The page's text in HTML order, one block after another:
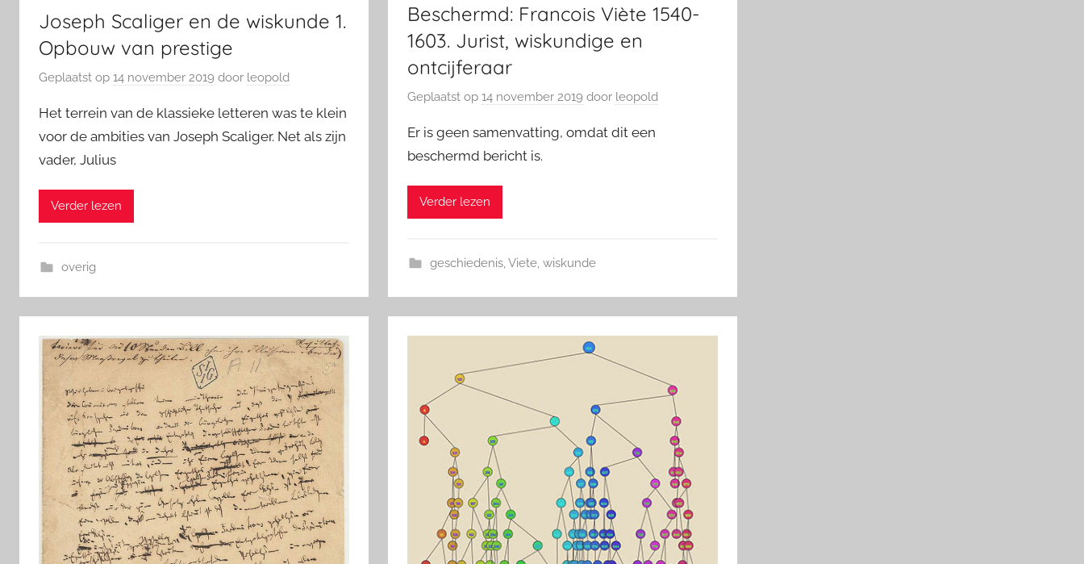
Joseph Scaliger en de wiskunde 1.
Opbouw van prestige
Geplaatst op 14 november 2019 door leopold
Het terrein van de klassieke letteren was te klein
voor de ambities van Joseph Scaliger. Net als zijn
vader, Julius
Verder lezen
overig
Beschermd: Francois Viète 1540-
1603. Jurist, wiskundige en
ontcijferaar
Geplaatst op14 november 2019 door leopold
Er is geen samenvatting, omdat dit een
beschermd bericht is.
Verder lezen
geschiedenis, Viete, wiskunde